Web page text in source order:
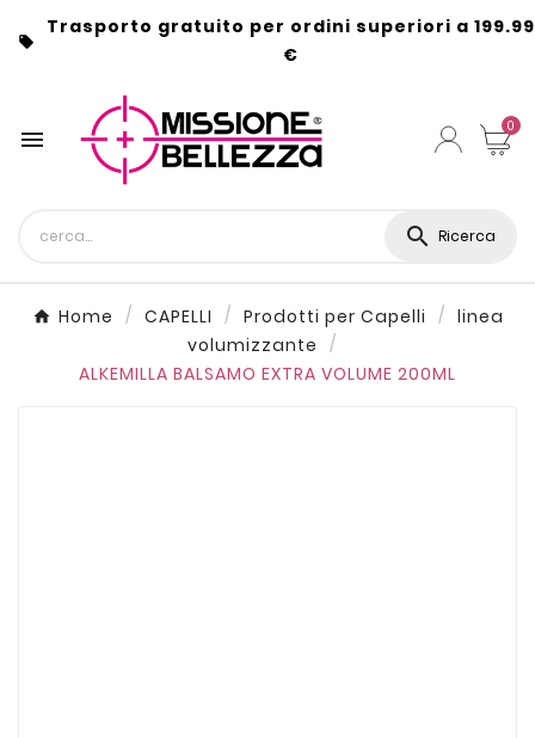

Trasporto gratuito per ordini superiori a 199.99
€
 0
 Ricerca
Home CAPELLI Prodotti per Capelli
linea
volumizzante
ALKEMILLA BALSAMO EXTRA VOLUME 200ML